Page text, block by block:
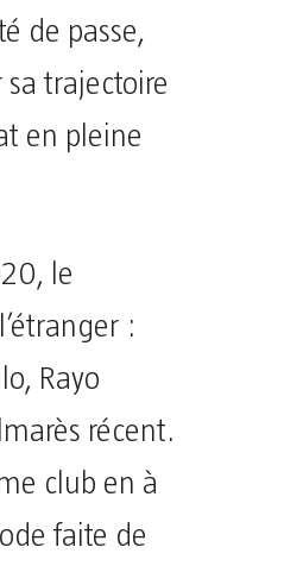
de passe,
trajectoire
en pleine
le
:
Rayo
récent.
club en à
faite de